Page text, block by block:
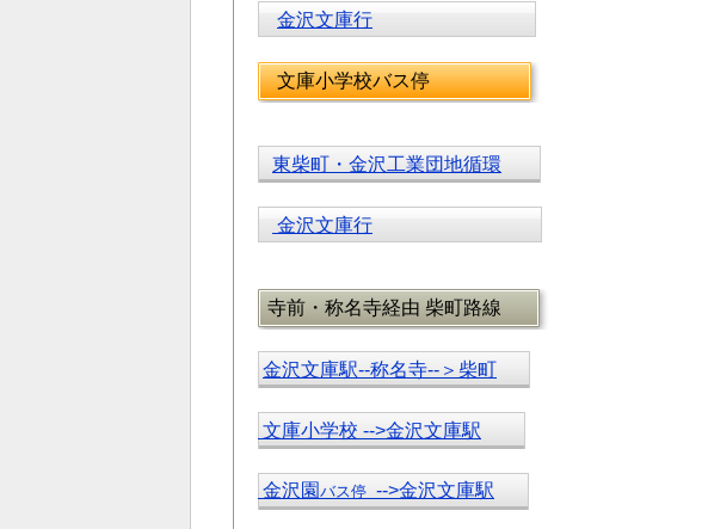
金沢文庫行
文庫小学校バス停
東柴町・金沢工業団地循環
金沢文庫行
寺前・称名寺経由 柴町路線
金沢文庫駅--称名寺--＞柴町
文庫小学校 -->金沢文庫駅
金沢園 バス停 -->金沢文庫駅